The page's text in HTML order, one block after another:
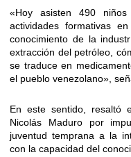
«Hoy asisten 490
actividades formativas
conocimiento de la
extracción del petróleo,
se traduce en
el pueblo venezolano»,
En este sentido, resaltó
Nicolás Maduro por
juventud temprana a la
con la capacidad del